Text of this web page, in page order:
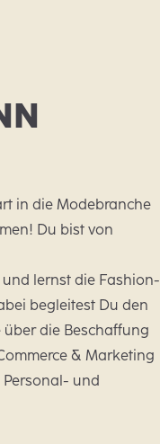
in die Modebranche
Du bist von
lernst die Fashion-
begleitest Du den
die Beschaffung
& Marketing
und